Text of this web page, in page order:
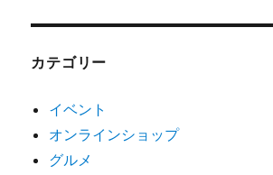
カテゴリー
イベント
オンラインショップ
グルメ